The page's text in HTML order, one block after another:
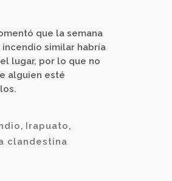
que la semana
similar habría
lugar, por lo que no
alguien esté
, Irapuato,
clandestina